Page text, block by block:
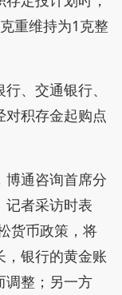
重维持为1克整
、交通银行、
积存金起购点
博通咨询首席分
记者采访时表
货币政策，将
，银行的黄金账
调整；另一方